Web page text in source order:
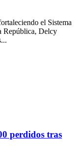
el Sistema
República, Delcy
perdidos tras